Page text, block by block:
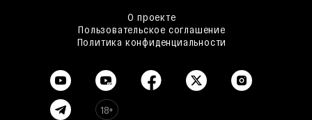
О проекте
Пользовательское соглашение
Политика конфиденциальности
18+